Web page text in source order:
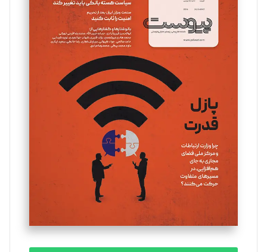
تحریریه
مینا پاکدل
یسنا امان‌پور
تحریریه
ملینا جعفری
تحریریه
مصطفی مسجدی آرانی
تحریریه